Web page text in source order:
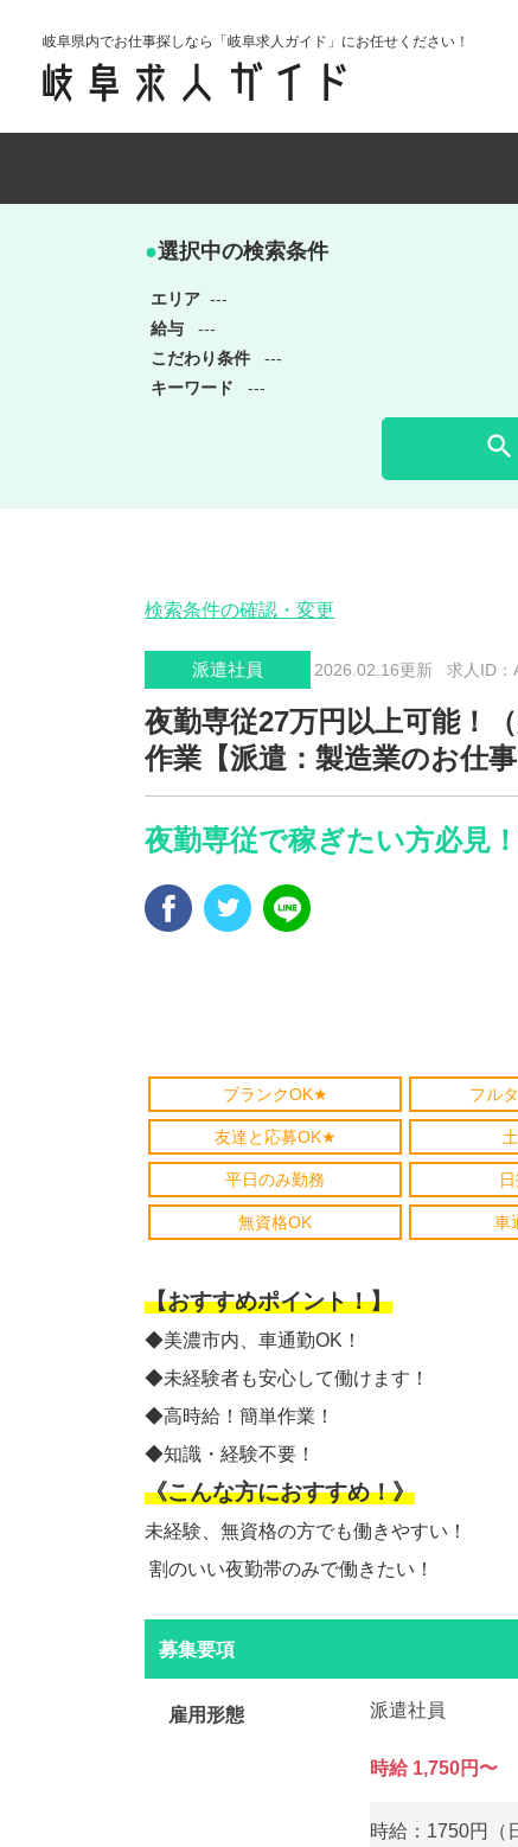
岐阜県内でお仕事探しなら「岐阜求人ガイド」にお任せください！
●選択中の検索条件
エリア ---
給与
---
こだわり条件
---
キーワード
---

検索条件の確認・変更
派遣社員 2026.02.16更新 求人ID：
夜勤専従27万円以上可能！
作業【派遣：製造業のお仕事
夜勤専従で稼ぎたい方必見！
ブランクOK★ フル
友達と応募OK★
平日のみ勤務
無資格OK 車
【おすすめポイント！】
◆美濃市内、車通勤OK！
◆未経験者も安心して働けます！
◆高時給！簡単作業！
◆知識・経験不要！
《こんな方におすすめ！》
未経験、無資格の方でも働きやすい！
割のいい夜勤帯のみで働きたい！
募集要項
雇用形態 派遣社員
時給 1,750円〜
時給：1750円（